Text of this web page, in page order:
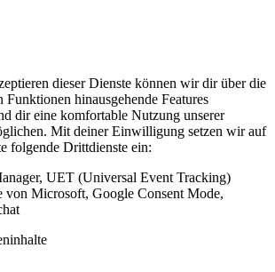
dieser Dienste können wir dir über die
Funktionen hinausgehende Features
dir eine komfortable Nutzung unserer
Mit deiner Einwilligung setzen wir auf
folgende Drittdienste ein:
UET (Universal Event Tracking)
von Microsoft, Google Consent Mode,